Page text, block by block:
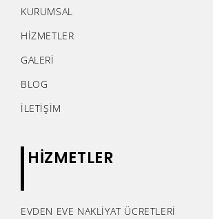
KURUMSAL
HİZMETLER
GALERİ
BLOG
İLETİŞİM
HİZMETLER
EVDEN EVE NAKLİYAT ÜCRETLERİ